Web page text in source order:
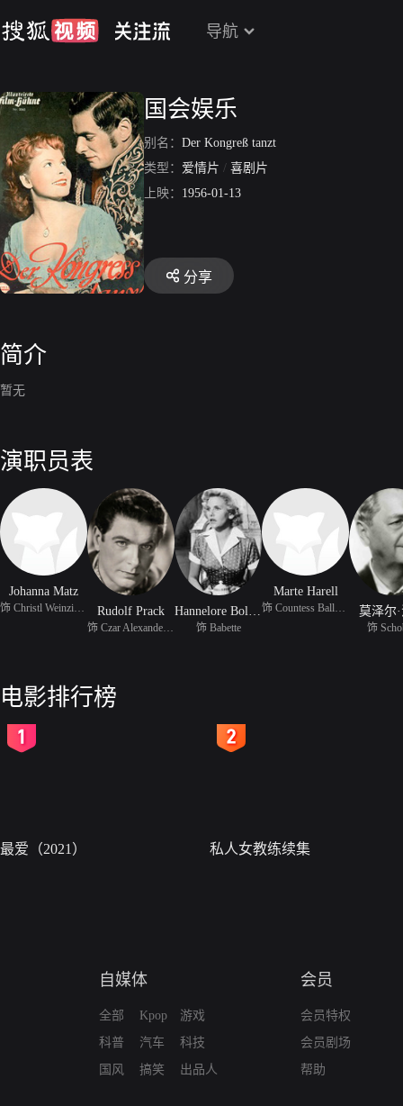
导航
国会娱乐
别名： Der Kongreß tanzt
类型： 爱情片 / 喜剧片
上映： 1956-01-13
分享
简介
暂无
演职员表
Johanna Matz
饰 Christl Weinzinger Rudolf Prack
饰 Babette
Marte Harell
饰 Countess Ballansky 莫泽尔
饰
电影排行榜
最爱（2021） 私人女教练续集
自媒体
全部
科普
国风
Kpop
汽车
搞笑
游戏
科技
出品人
会员
会员特权
会员剧场
帮助